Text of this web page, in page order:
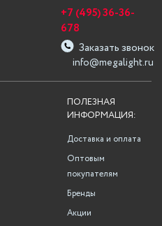
info@megalight.ru
+7 (495) 36-36-
678
Заказать звонок
ПОЛЕЗНАЯ
ИНФОРМАЦИЯ:
Доставка и оплата
Оптовым
покупателям
Бренды
Акции